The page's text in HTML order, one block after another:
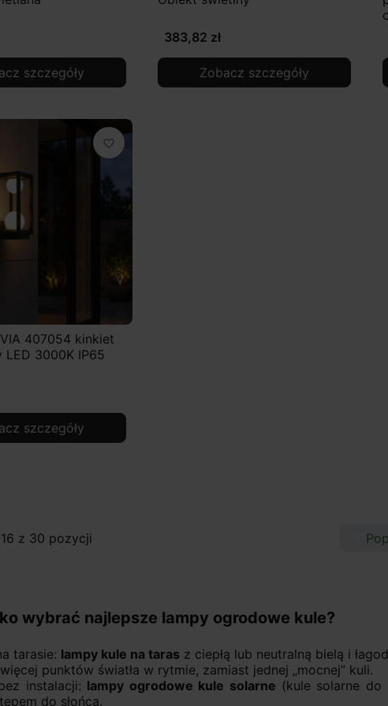
szczegóły
383,82 zł
Zobacz szczegóły
favorite_border
407054 kinkiet
LED 3000K IP65
szczegóły
z 30 pozycji
wybrać najlepsze lampy ogrodowe kule?
tarasie: lampy kule na taras z ciepłą lub neutralną bielą i
punktów światła w rytmie, zamiast jednej „mocnej” kuli.
instalacji: lampy ogrodowe kule solarne (kule solarne
do słońca.